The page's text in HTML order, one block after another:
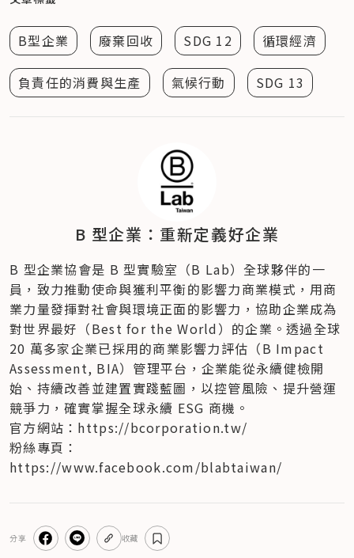
B型企業 廢棄回收 SDG 12 循環經濟
負責任的消費與生產 氣候行動 SDG 13
B 型企業：重新定義好企業
B 型企業協會是 B 型實驗室（B Lab）全球夥伴的一
員，致力推動使命與獲利平衡的影響力商業模式，用商
業力量發揮對社會與環境正面的影響力，協助企業成為
對世界最好（Best for the World）的企業。透過全球
20 萬多家企業已採用的商業影響力評估（B Impact
Assessment, BIA）管理平台，企業能從永續健檢開
始、持續改善並建置實踐藍圖，以控管風險、提升營運
競爭力，確實掌握全球永續 ESG 商機。
官方網站：https://bcorporation.tw/
粉絲專頁：
https://www.facebook.com/blabtaiwan/
分享 收藏